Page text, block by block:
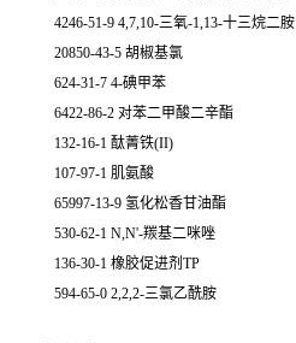
4246-51-9 4,7,10-三氧-1,13-十三烷二胺
20850-43-5 胡椒基氯
624-31-7 4-碘甲苯
6422-86-2 对苯二甲酸二辛酯
132-16-1 酞菁铁(II)
107-97-1 肌氨酸
65997-13-9 氢化松香甘油酯
530-62-1 N,N'-羰基二咪唑
136-30-1 橡胶促进剂TP
594-65-0 2,2,2-三氯乙酰胺